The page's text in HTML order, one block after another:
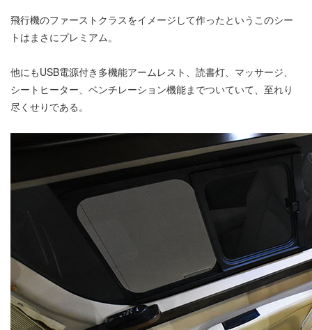
飛行機のファーストクラスをイメージして作ったというこのシー
トはまさにプレミアム。
他にもUSB電源付き多機能アームレスト、読書灯、マッサージ、
シートヒーター、ベンチレーション機能までついていて、至れり
尽くせりである。